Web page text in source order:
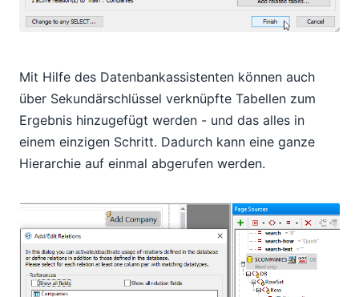
Mit Hilfe des Datenbankassistenten können auch
über Sekundärschlüssel verknüpfte Tabellen zum
Ergebnis hinzugefügt werden - und das alles in
einem einzigen Schritt. Dadurch kann eine ganze
Hierarchie auf einmal abgerufen werden.